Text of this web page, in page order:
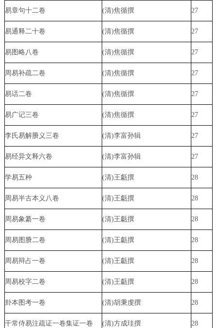
易章句十二卷 (清)焦循撰 27
易通释二十卷 (清)焦循撰 27
易图略八卷 (清)焦循撰 27
周易补疏二卷 (清)焦循撰 27
易话二卷 (清)焦循撰 27
易广记三卷 (清)焦循撰 27
李氏易解賸 义三卷 (清)李富孙辑 27
易经异文释六卷 (清)李富孙辑 27
学易五种 (清)王甗撰 28
周易半古本义八卷 (清)王甗撰 28
周易象纂一卷 (清)王甗撰 28
周易图 賸二卷 (清)王甗撰 28
周易辩占一卷 (清)王甗撰 28
周易校字二卷 (清)王甗撰 28
卦本图考一卷 (清)胡秉虔撰 28
干常侍易注疏证一卷集证一卷 (清)方成珪撰 28